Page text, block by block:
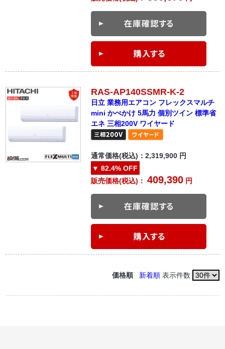
RAS-AP140SSMR-K-2
日立 業務用エアコン フレックスマルチ
mini かべかけ 5馬力 個別ツイン 標準省
エネ 三相200V ワイヤード
通常価格(税込)：2,319,900 円
▼ 82.4% OFF
販売価格(税込)：409,390 円
価格順 新着順表示件数